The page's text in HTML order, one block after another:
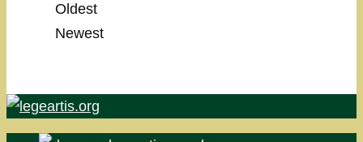
Oldest
Newest